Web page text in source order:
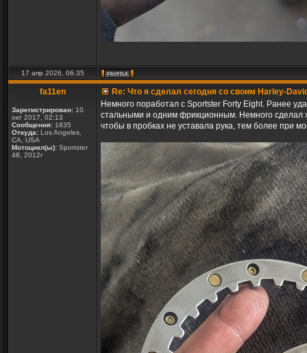
17 апр 2026, 06:35
fa11en
Зарегистрирован: 10
окт 2017, 02:13
Сообщения: 1635
Откуда: Los Angeles,
CA, USA
Мотоцикл(ы): Sportster
48, 2012г
Re: Что я сделал сегодня со своим Harley-
Немного поработал с Sportster Forty Eight. Ранее
стальными и одним фрикционным. Немного сделал
чтобы в пробках не уставала рука, тем более при